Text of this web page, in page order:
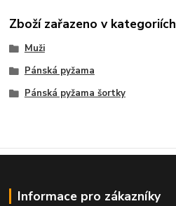
Zboží zařazeno v kategoriích
Muži
Pánská pyžama
Pánská pyžama šortky
Informace pro zákazníky